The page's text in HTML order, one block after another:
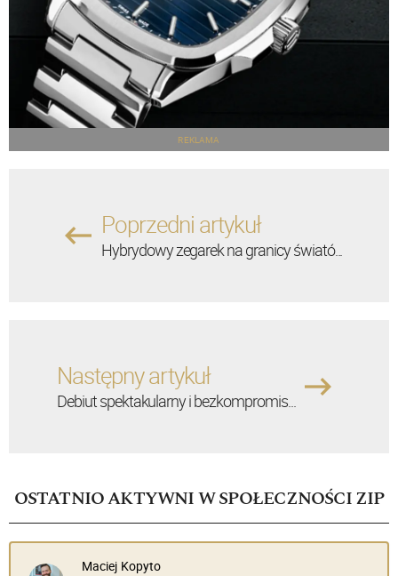
REKLAMA
Poprzedni artykuł
Hybrydowy zegarek na granicy świató...
Następny artykuł
Debiut spektakularny i bezkompromis...
OSTATNIO AKTYWNI W SPOŁECZNOŚCI ZIP
Maciej Kopyto